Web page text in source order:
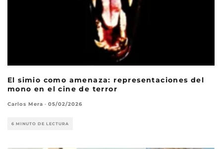
El simio como amenaza: representaciones del
mono en el cine de terror
Carlos Mera · 05/02/2026
6 MINUTO DE LECTURA